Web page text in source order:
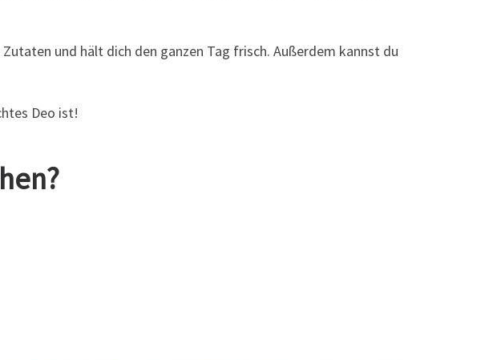
und hält dich den ganzen Tag frisch. Außerdem kannst du
Deo ist!